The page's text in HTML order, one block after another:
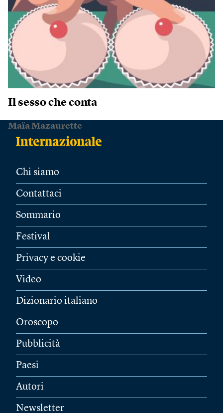
Il sesso che conta
Maïa Mazaurette
Chi siamo
Contattaci
Sommario
Festival
Privacy e cookie
Video
Dizionario italiano
Oroscopo
Pubblicità
Paesi
Autori
Newsletter